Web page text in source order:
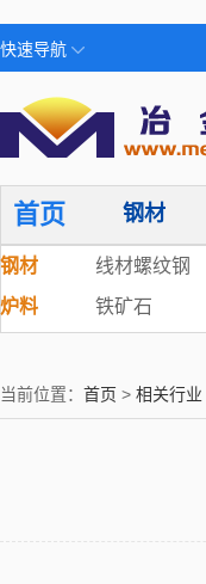
快速导航
首页 钢材
钢材 线材螺纹钢
炉料
铁矿石
当前位置： 首页 > 相关行业